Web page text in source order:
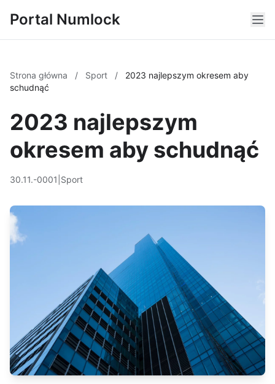
Portal Numlock
Strona główna / Sport /
2023 najlepszym okresem aby
schudnąć
2023 najlepszym
okresem aby schudnąć
30.11.-0001 Sport